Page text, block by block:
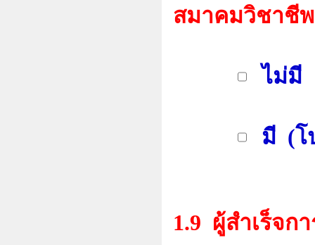
สมาคมวิชาชี
ไม่มี
มี (โ
1.9 ผู้สำเร็จก